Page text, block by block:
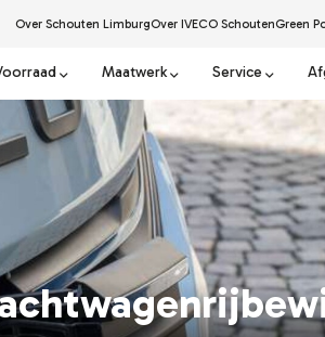
Over Schouten LimburgOver IVECO SchoutenGreen
Maatwerk Service